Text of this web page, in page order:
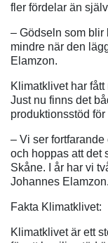
fler fördelar än
– Gödseln som blir
mindre när den
Elamzon.
Klimatklivet har
Just nu finns det
produktionsstöd
– Vi ser
och hoppas att det
Skåne. I år har vi
Johannes Elamzon.
Fakta Klimatklivet:
Klimatklivet är ett